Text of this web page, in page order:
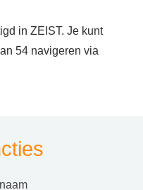
in ZEIST. Je kunt
54 navigeren via